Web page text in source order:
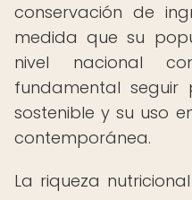
conservación de
medida que su
nivel nacional
fundamental seguir
sostenible y su uso
contemporánea.
La riqueza